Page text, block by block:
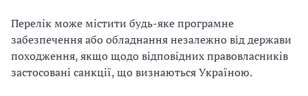
Перелік може містити будь-яке програмне
забезпечення або обладнання незалежно від держави
походження, якщо щодо відповідних правовласників
застосовані санкції, що визнаються Україною.